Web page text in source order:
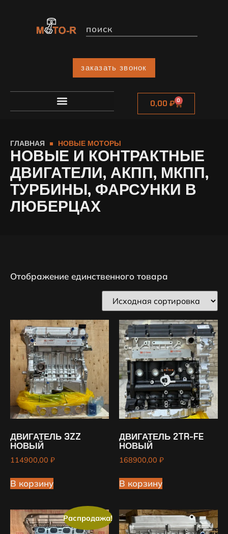
заказать звонок
0,00 ₽ 0
ГЛАВНАЯ НОВЫЕ МОТОРЫ
НОВЫЕ И КОНТРАКТНЫЕ
ДВИГАТЕЛИ, АКПП, МКПП,
ТУРБИНЫ, ФАРСУНКИ В
ЛЮБЕРЦАХ
Отображение единственного товара
ДВИГАТЕЛЬ 3ZZ
НОВЫЙ
114900,00 ₽
В корзину
ДВИГАТЕЛЬ 2TR-FE
НОВЫЙ
168900,00 ₽
В корзину
Распродажа!